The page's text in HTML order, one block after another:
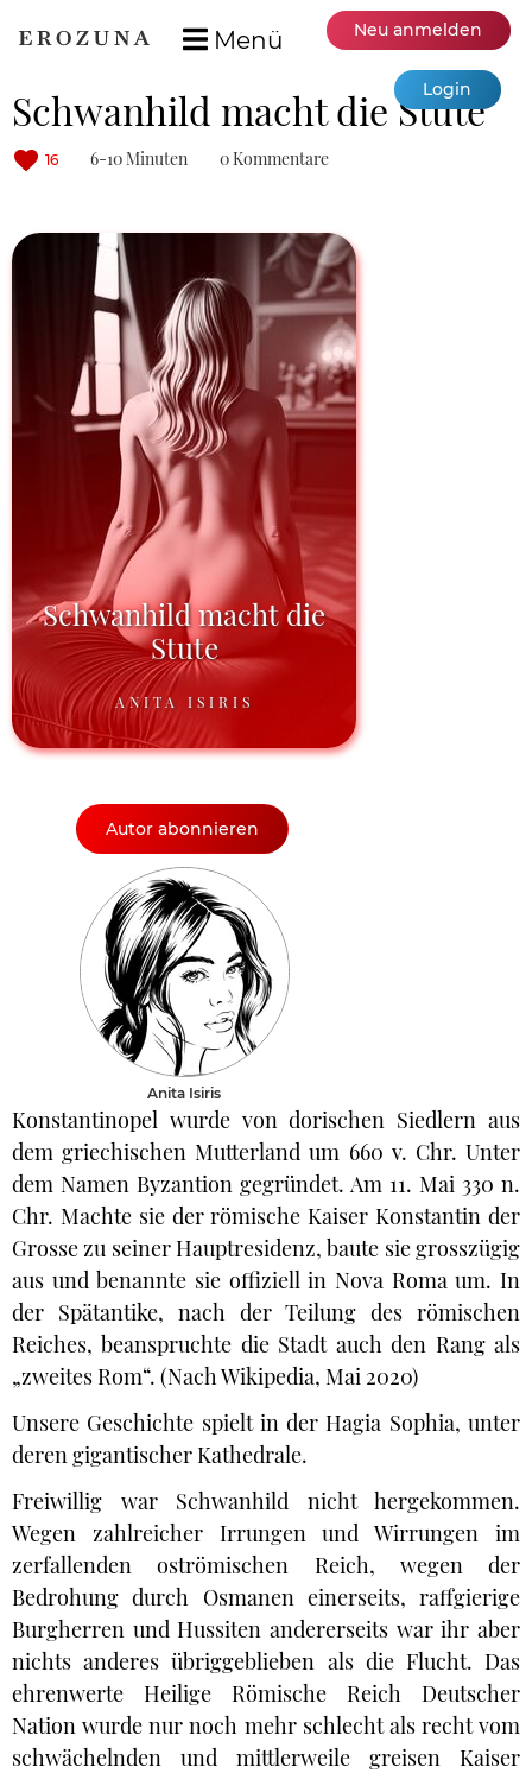
Menü Neu anmelden
Login
Schwanhild macht die Stute
16 6-10 Minuten 0 Kommentare
Schwanhild macht die
Stute
ANITA ISIRIS
Autor abonnieren
Anita Isiris
Konstantinopel wurde von dorischen Siedlern aus
dem griechischen Mutterland um 660 v. Chr. Unter
dem Namen Byzantion gegründet. Am 11. Mai 330 n.
Chr. Machte sie der römische Kaiser Konstantin der
Grosse zu seiner Hauptresidenz, baute sie grosszügig
aus und benannte sie offiziell in Nova Roma um. In
der Spätantike, nach der Teilung des römischen
Reiches, beanspruchte die Stadt auch den Rang als
„zweites Rom“. (Nach Wikipedia, Mai 2020)
Unsere Geschichte spielt in der Hagia Sophia, unter
deren gigantischer Kathedrale.
Freiwillig war Schwanhild nicht hergekommen.
Wegen zahlreicher Irrungen und Wirrungen im
zerfallenden oströmischen Reich, wegen der
Bedrohung durch Osmanen einerseits, raffgierige
Burgherren und Hussiten andererseits war ihr aber
nichts anderes übriggeblieben als die Flucht. Das
ehrenwerte Heilige Römische Reich Deutscher
Nation wurde nur noch mehr schlecht als recht vom
schwächelnden und mittlerweile greisen Kaiser